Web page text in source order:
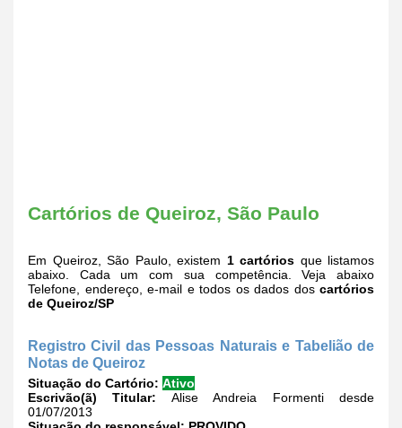
Cartórios de Queiroz, São Paulo
Em Queiroz, São Paulo, existem 1 cartórios que listamos
abaixo. Cada um com sua competência. Veja abaixo
Telefone, endereço, e-mail e todos os dados dos cartórios
de Queiroz/SP
Registro Civil das Pessoas Naturais e Tabelião de
Notas de Queiroz
Situação do Cartório: Ativo
Escrivão(ã) Titular: Alise Andreia Formenti desde
01/07/2013